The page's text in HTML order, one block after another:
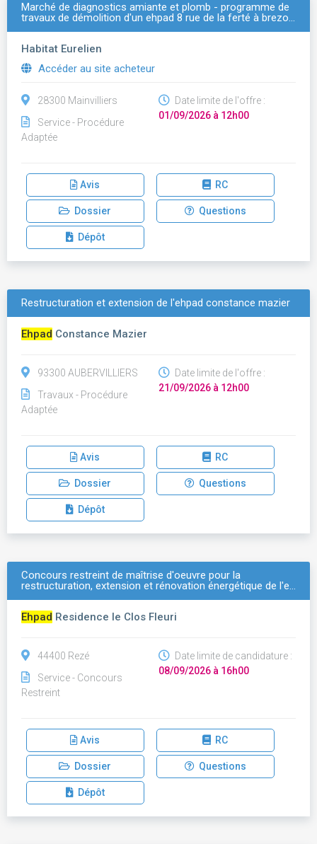
Marché de diagnostics amiante et plomb - programme de
travaux de démolition d'un ehpad 8 rue de la ferté à brezo…
Habitat Eurelien
Accéder au site acheteur
28300 Mainvilliers
Service - Procédure
Adaptée
Date limite de l'offre :
01/09/2026 à 12h00
Avis RC
Dossier Questions
Dépôt
Restructuration et extension de l'ehpad constance mazier
Ehpad Constance Mazier
93300 AUBERVILLIERS
Travaux - Procédure
Adaptée
Date limite de l'offre :
21/09/2026 à 12h00
Avis RC
Dossier Questions
Dépôt
Concours restreint de maîtrise d'oeuvre pour la
restructuration, extension et rénovation énergétique de l'e…
Ehpad Residence le Clos Fleuri
44400 Rezé
Service - Concours
Restreint
Date limite de candidature :
08/09/2026 à 16h00
Avis RC
Dossier Questions
Dépôt